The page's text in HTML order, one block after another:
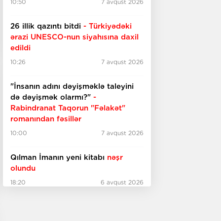
10:50 7 avqust 2026
26 illik qazıntı bitdi - Türkiyədəki
ərazi UNESCO-nun siyahısına daxil
edildi
10:26 7 avqust 2026
"İnsanın adını dəyişməklə taleyini
də dəyişmək olarmı?" -
Rabindranat Taqorun "Fəlakət"
romanından fəsillər
10:00 7 avqust 2026
Qılman İmanın yeni kitabı nəşr
olundu
18:20 6 avqust 2026